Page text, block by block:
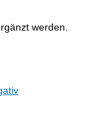
werden.